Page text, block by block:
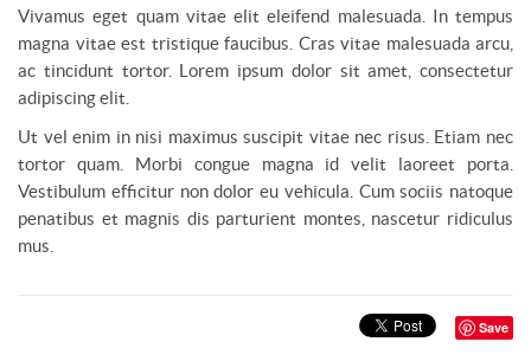
Vivamus eget quam vitae elit eleifend malesuada. In tempus
magna vitae est tristique faucibus. Cras vitae malesuada arcu,
ac tincidunt tortor. Lorem ipsum dolor sit amet, consectetur
adipiscing elit.
Ut vel enim in nisi maximus suscipit vitae nec risus. Etiam nec
tortor quam. Morbi congue magna id velit laoreet porta.
Vestibulum efficitur non dolor eu vehicula. Cum sociis natoque
penatibus et magnis dis parturient montes, nascetur ridiculus
mus.
Save